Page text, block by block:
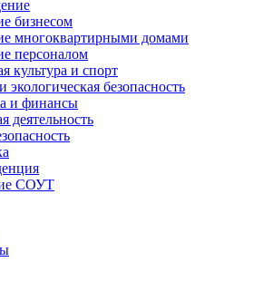
бизнесом
многоквартирными домами
персоналом
культура и спорт
экологическая безопасность
и финансы
деятельность
СОУТ